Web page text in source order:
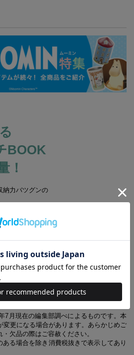
BOOK
！
納力バツグンの
、
るすぐれもの。
理やおむつポーチ、
に
して
7月現在の編集部調べによるものです。本
変更になる場合があります。あらかじめご
欠品の際はご容赦ください。
る場合を除き消費税抜きで表示してあり